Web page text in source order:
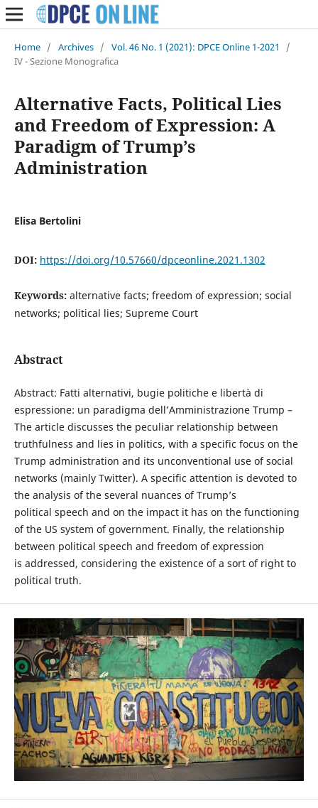
Home / Archives / Vol. 46 No. 1 (2021): DPCE Online 1-2021
/
IV - Sezione Monografica
Alternative Facts, Political Lies
and Freedom of Expression: A
Paradigm of Trump’s
Administration
Elisa Bertolini
DOI: https://doi.org/10.57660/dpceonline.2021.1302
Keywords: alternative facts; freedom of expression; social
networks; political lies; Supreme Court
Abstract
Abstract: Fatti alternativi, bugie politiche e libertà di
espressione: un paradigma dell’Amministrazione Trump –
The article discusses the peculiar relationship between
truthfulness and lies in politics, with a specific focus on the
Trump administration and its unconventional use of social
networks (mainly Twitter). A specific attention is devoted to
the analysis of the several nuances of Trump’s
political speech and on the impact it has on the functioning
of the US system of government. Finally, the relationship
between political speech and freedom of expression
is addressed, considering the existence of a sort of right to
political truth.